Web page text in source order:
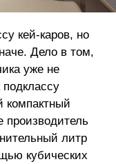
кей-каров, но
Дело в том,
уже не
компактный
производитель
литр
кубических